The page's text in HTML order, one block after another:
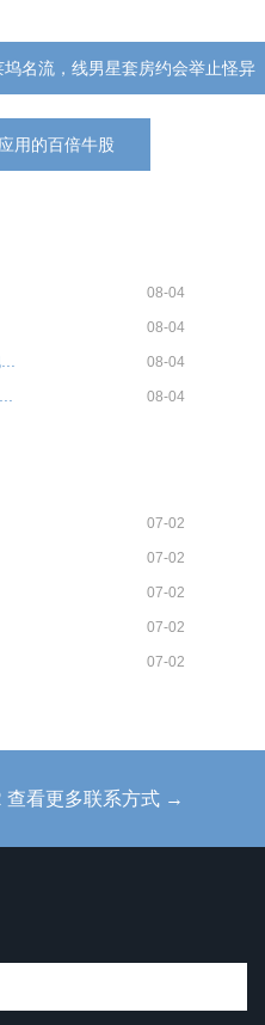
名流，线男星套房约会举止怪异
用的百倍牛股
08-04
08-04
08-04
08-04
07-02
07-02
07-02
07-02
07-02
查看更多联系方式 →